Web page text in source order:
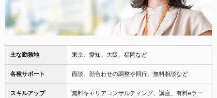
主な勤務地 東京、愛知、大阪、福岡など
各種サポート 面談、顔合わせの調整や同行、無料相談など
スキルアップ
無料キャリアコンサルティング、講座、有料eラー